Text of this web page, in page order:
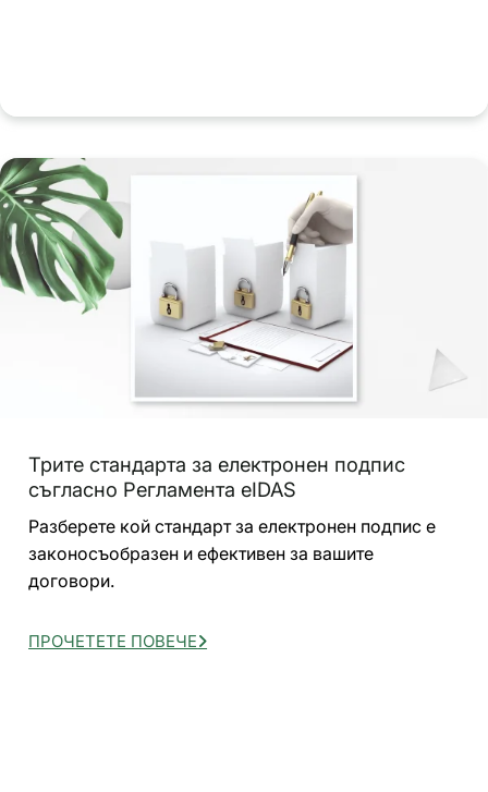
Трите стандарта за електронен подпис
съгласно Регламента eIDAS
Разберете кой стандарт за електронен подпис е
законосъобразен и ефективен за вашите
договори.
ПРОЧЕТЕТЕ ПОВЕЧЕ